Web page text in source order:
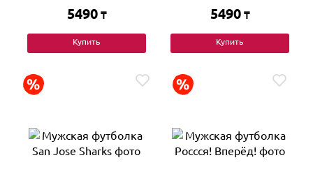
5490 ₸
Купить
5490 ₸
Купить